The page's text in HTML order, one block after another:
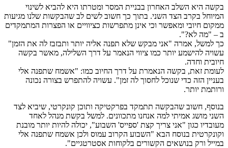
בקשה היא השלב האחרון בבניית המסר ומטרתו היא להביא לשינוי
המיוחל בקרב הצד השני. בתוך כך חשוב לשים לב שהבקשות שלנו מגיעות
ממקום חיובי ומאפשר וכי אינן מתפרשות כציוויים או הפצרות המתמקדים
ב – "מה לא?".
כך למשל, אמרה "אני מבקש שלא תפנה אליה יותר ותבזבז לה את הזמן"
עשויה להישמע יותר כמו ציווי הנאמר על דרך השלילה, מאשר בקשה
חיובית וחדה.
לעומת זאת, בקשה הנאמרת על דרך החיוב כמו: "אשמח שתפנה אלי
בעניין הזה כדי שנוכל לחסוך לה זמן". עשויה להתפרש בצורה נכונה
ורותמת יותר.
בנוסף, חשוב שהבקשה תתמקד בפרקטיקה ותוכן קונקרטי, שיביא לצד
השני מושג אמיתי למה אנחנו מתכוונים. למשל בקשת מנהל לאחד
מעובדיו כגון "אני צריך קצת 'ספייס' השבוע", יכולה להיות יותר מובנת
וקונקרטית בנוסח הבא "השבוע הקרוב עמוס ולכן אשמח שתפנה אלי
במייל ורק בנושאים הקשורים בלקוחות אסטרטגיים".